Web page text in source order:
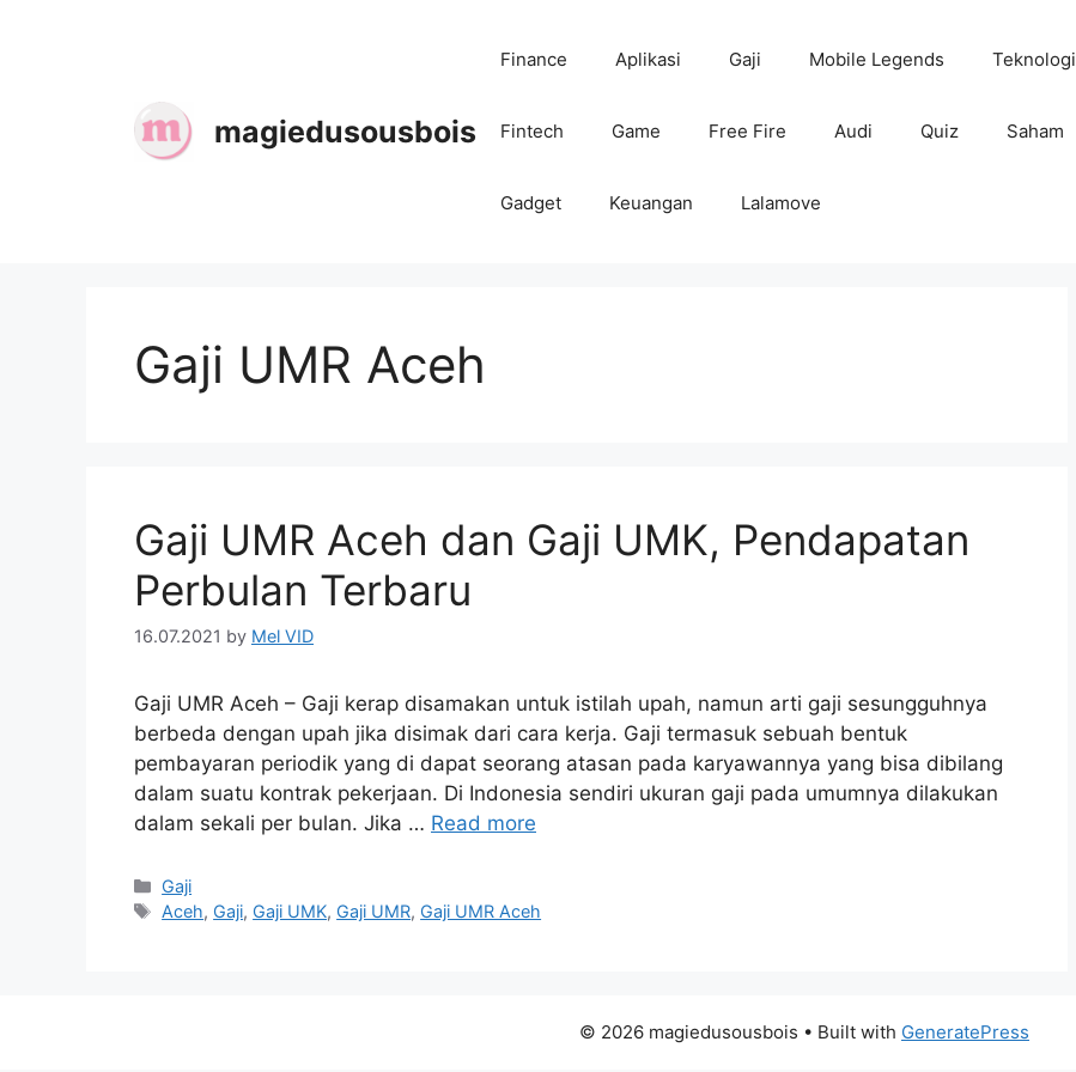
magiedusousbois
Finance Aplikasi Gaji Mobile Legends Teknologi
Fintech Game Free Fire Audi Quiz Saham
Gadget Keuangan Lalamove
Gaji UMR Aceh
Gaji UMR Aceh dan Gaji UMK, Pendapatan
Perbulan Terbaru
16.07.2021 by Mel VID
Gaji UMR Aceh – Gaji kerap disamakan untuk istilah upah, namun arti gaji sesungguhnya
berbeda dengan upah jika disimak dari cara kerja. Gaji termasuk sebuah bentuk
pembayaran periodik yang di dapat seorang atasan pada karyawannya yang bisa dibilang
dalam suatu kontrak pekerjaan. Di Indonesia sendiri ukuran gaji pada umumnya dilakukan
dalam sekali per bulan. Jika … Read more
Categories
Gaji
Tags
Aceh, Gaji, Gaji UMK, Gaji UMR, Gaji UMR Aceh
© 2026 magiedusousbois • Built with GeneratePress